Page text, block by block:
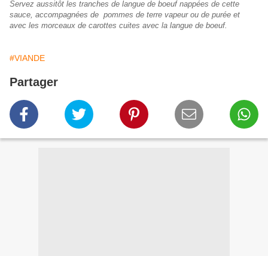
Servez aussitôt les tranches de langue de boeuf nappées de cette
sauce, accompagnées de pommes de terre vapeur ou de purée et
avec les morceaux de carottes cuites avec la langue de boeuf.
#VIANDE
Partager